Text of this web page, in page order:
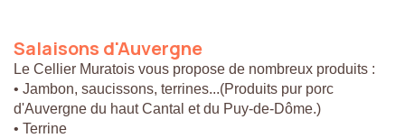
Salaisons d'Auvergne
Le Cellier Muratois vous propose de nombreux produits :
• Jambon, saucissons, terrines...(Produits pur porc
d'Auvergne du haut Cantal et du Puy-de-Dôme.)
• Terrine